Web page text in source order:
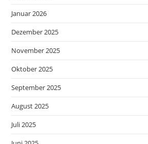
Januar 2026
Dezember 2025
November 2025
Oktober 2025
September 2025
August 2025
Juli 2025